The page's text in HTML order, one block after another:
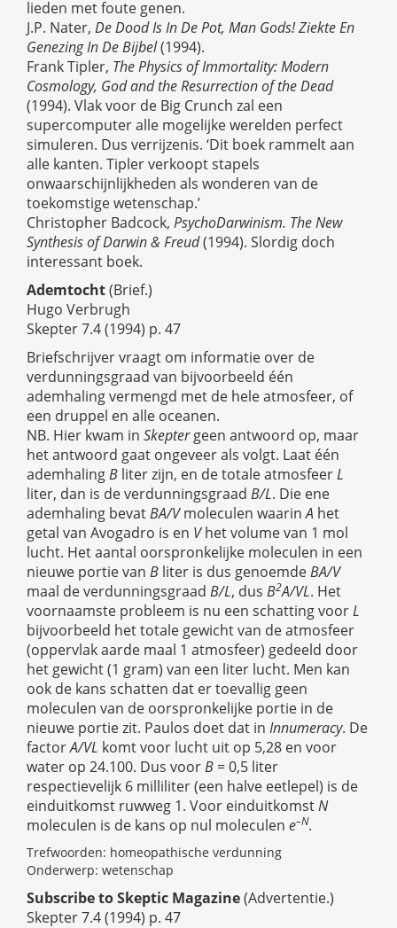
lieden met foute genen.
J.P. Nater, De Dood Is In De Pot, Man Gods! Ziekte En
Genezing In De Bijbel(1994).
Frank Tipler, The Physics of Immortality: Modern
Cosmology, God and the Resurrection of the Dead
(1994). Vlak voor de Big Crunch zal een
supercomputer alle mogelijke werelden perfect
simuleren. Dus verrijzenis. ‘Dit boek rammelt aan
alle kanten. Tipler verkoopt stapels
onwaarschijnlijkheden als wonderen van de
toekomstige wetenschap.’
Christopher Badcock, PsychoDarwinism. The New
Synthesis of Darwin & Freud(1994). Slordig doch
interessant boek.
Ademtocht(Brief.)
Hugo Verbrugh
Skepter 7.4 (1994) p. 47
Briefschrijver vraagt om informatie over de
verdunningsgraad van bijvoorbeeld één
ademhaling vermengd met de hele atmosfeer, of
een druppel en alle oceanen.
NB. Hier kwam in Skeptergeen antwoord op, maar
het antwoord gaat ongeveer als volgt. Laat één
ademhalingB liter zijn, en de totale atmosfeerL
liter, dan is de verdunningsgraad B/L. Die ene
ademhaling bevatBA/Vmoleculen waarinA het
getal van Avogadro is en Vhet volume van 1 mol
lucht. Het aantal oorspronkelijke moleculen in een
nieuwe portie van B liter is dus genoemdeBA/V
maal de verdunningsgraad B/L, dus B2A/VL. Het
voornaamste probleem is nu een schatting voorL
bijvoorbeeld het totale gewicht van de atmosfeer
(oppervlak aarde maal 1 atmosfeer) gedeeld door
het gewicht (1 gram) van een liter lucht. Men kan
ook de kans schatten dat er toevallig geen
moleculen van de oorspronkelijke portie in de
nieuwe portie zit. Paulos doet dat in Innumeracy. De
factorA/VL komt voor lucht uit op 5,28 en voor
water op 24.100. Dus voorB = 0,5 liter
respectievelijk 6 milliliter (een halve eetlepel) is de
einduitkomst ruwweg 1. Voor einduitkomstN
moleculen is de kans op nul moleculen e–N.
Trefwoorden: homeopathische verdunning
Onderwerp: wetenschap
Subscribe to Skeptic Magazine(Advertentie.)
Skepter 7.4 (1994) p. 47